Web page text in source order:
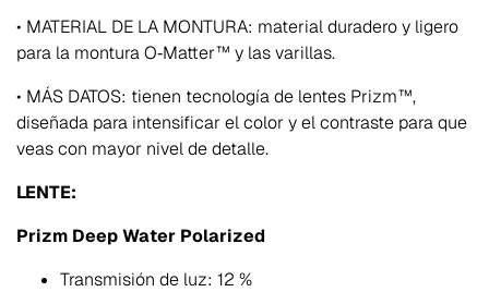
• MATERIAL DE LA MONTURA: material duradero y ligero
para la montura O‑Matter™ y las varillas.
• MÁS DATOS: tienen tecnología de lentes Prizm™,
diseñada para intensificar el color y el contraste para que
veas con mayor nivel de detalle.
LENTE:
Prizm Deep Water Polarized
Transmisión de luz: 12 %